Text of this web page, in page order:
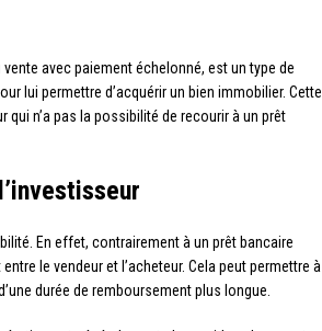
avec paiement échelonné, est un type de
lui permettre d’acquérir un bien immobilier. Cette
qui n’a pas la possibilité de recourir à un prêt
En effet, contrairement à un prêt bancaire
le vendeur et l’acheteur. Cela peut permettre à
durée de remboursement plus longue.